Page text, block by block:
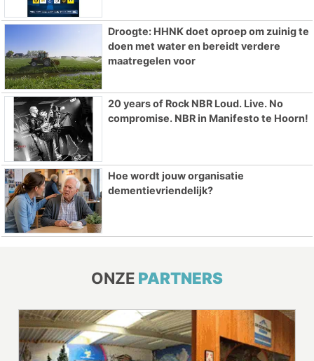
Droogte: HHNK doet oproep om zuinig te
doen met water en bereidt verdere
maatregelen voor
20 years of Rock NBR Loud. Live. No
compromise. NBR in Manifesto te Hoorn!
Hoe wordt jouw organisatie
dementievriendelijk?
ONZE PARTNERS